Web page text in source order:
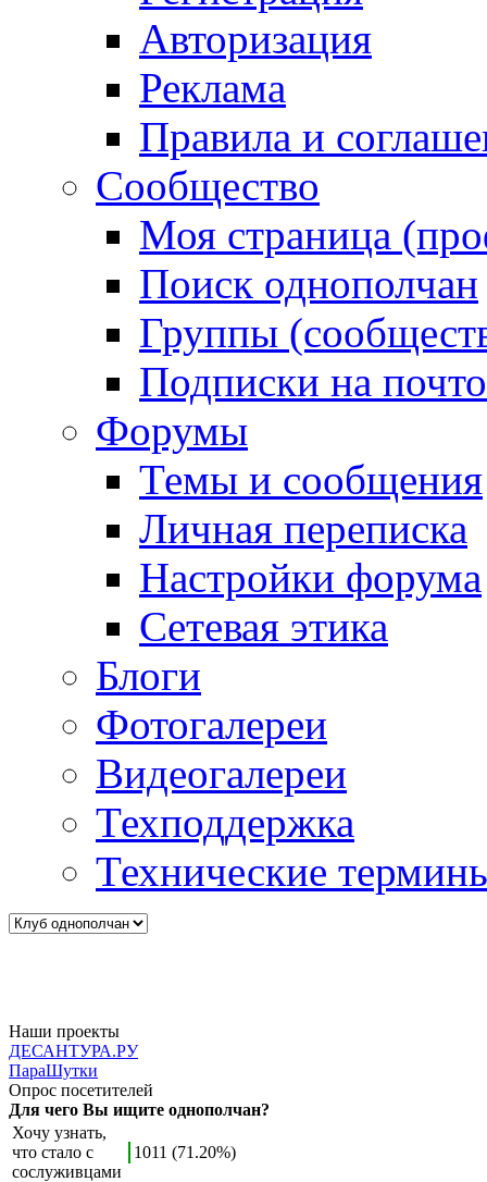
Авторизация
Реклама
Правила и
Сообщество
Моя страница
Поиск однополчан
Группы
Подписки на
Форумы
Темы и сообщения
Личная переписка
Настройки форума
Сетевая этика
Блоги
Фотогалереи
Видеогалереи
Техподдержка
Технические
Наши проекты
ДЕСАНТУРА.РУ
ПараШутки
Опрос посетителей
Для чего Вы ищите однополчан?
Хочу узнать,
что стало с
сослуживцами
1011 (71.20%)